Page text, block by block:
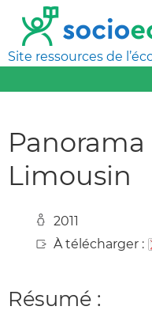
Site ressources de
Panorama
Limousin
2011
À télécharger :
Résumé :